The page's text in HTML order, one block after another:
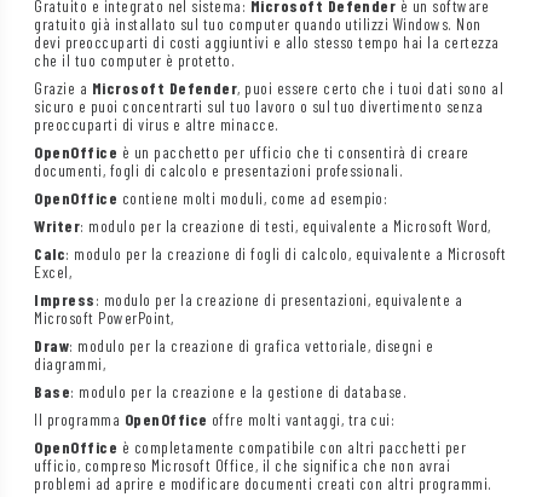
Gratuito e integrato nel sistema: Microsoft Defender è un software
gratuito già installato sul tuo computer quando utilizzi Windows. Non
devi preoccuparti di costi aggiuntivi e allo stesso tempo hai la certezza
che il tuo computer è protetto.
Grazie a Microsoft Defender, puoi essere certo che i tuoi dati sono al
sicuro e puoi concentrarti sul tuo lavoro o sul tuo divertimento senza
preoccuparti di virus e altre minacce.
OpenOffice è un pacchetto per ufficio che ti consentirà di creare
documenti, fogli di calcolo e presentazioni professionali.
OpenOffice contiene molti moduli, come ad esempio:
Writer: modulo per la creazione di testi, equivalente a Microsoft Word,
Calc: modulo per la creazione di fogli di calcolo, equivalente a Microsoft
Excel,
Impress: modulo per la creazione di presentazioni, equivalente a
Microsoft PowerPoint,
Draw: modulo per la creazione di grafica vettoriale, disegni e
diagrammi,
Base: modulo per la creazione e la gestione di database.
Il programma OpenOffice offre molti vantaggi, tra cui:
OpenOffice è completamente compatibile con altri pacchetti per
ufficio, compreso Microsoft Office, il che significa che non avrai
problemi ad aprire e modificare documenti creati con altri programmi.